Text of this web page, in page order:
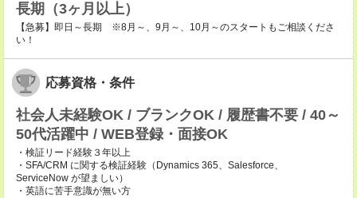
長期（3ヶ月以上）
【急募】即日～長期 ※8月～、9月～、10月～のスタートもご相談くださ
い！
応募資格・条件
社会人未経験OK / ブランクOK / 履歴書不要 / 40～
50代活躍中 / WEB登録・面接OK
・検証リード経験３年以上
・SFA/CRM に関する検証経験（Dynamics 365、Salesforce、
ServiceNow が望ましい）
・英語に苦手意識が無い方